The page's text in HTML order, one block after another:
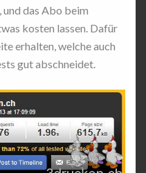
das Abo beim
kosten lassen. Dafür
erhalten, welche auch
gut abschneidet.